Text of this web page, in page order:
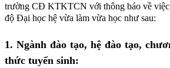
trường CĐ KTKTCN với thông báo về việc
độ Đại học hệ vừa làm vừa học như sau:
1. Ngành đào tạo, hệ đào tạo,
thức tuyển sinh: